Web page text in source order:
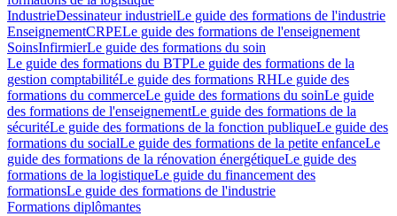
IndustrieDessinateur industrielLe guide des formations de l'industrie
EnseignementCRPELe guide des formations de l'enseignement
SoinsInfirmierLe guide des formations du soin
Le guide des formations du BTPLe guide des formations de la
gestion comptabilitéLe guide des formations RHLe guide des
formations du commerceLe guide des formations du soinLe guide
des formations de l'enseignementLe guide des formations de la
sécuritéLe guide des formations de la fonction publiqueLe guide des
formations du socialLe guide des formations de la petite enfanceLe
guide des formations de la rénovation énergétiqueLe guide des
formations de la logistiqueLe guide du financement des
formationsLe guide des formations de l'industrie
Formations diplômantes